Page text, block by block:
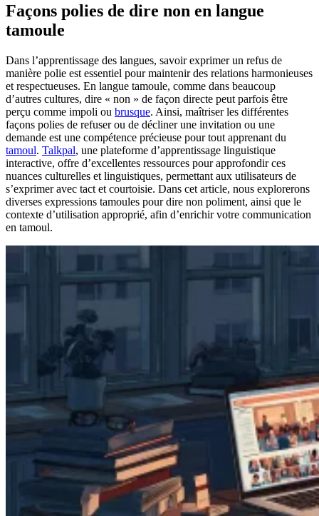
Façons polies de dire non en langue
tamoule
Dans l’apprentissage des langues, savoir exprimer un refus de
manière polie est essentiel pour maintenir des relations harmonieuses
et respectueuses. En langue tamoule, comme dans beaucoup
d’autres cultures, dire « non » de façon directe peut parfois être
perçu comme impoli ou brusque. Ainsi, maîtriser les différentes
façons polies de refuser ou de décliner une invitation ou une
demande est une compétence précieuse pour tout apprenant du
tamoul. Talkpal, une plateforme d’apprentissage linguistique
interactive, offre d’excellentes ressources pour approfondir ces
nuances culturelles et linguistiques, permettant aux utilisateurs de
s’exprimer avec tact et courtoisie. Dans cet article, nous explorerons
diverses expressions tamoules pour dire non poliment, ainsi que le
contexte d’utilisation approprié, afin d’enrichir votre communication
en tamoul.